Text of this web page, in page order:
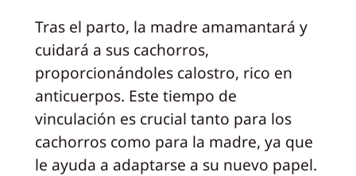
Tras el parto, la madre amamantará y
cuidará a sus cachorros,
proporcionándoles calostro, rico en
anticuerpos. Este tiempo de
vinculación es crucial tanto para los
cachorros como para la madre, ya que
le ayuda a adaptarse a su nuevo papel.